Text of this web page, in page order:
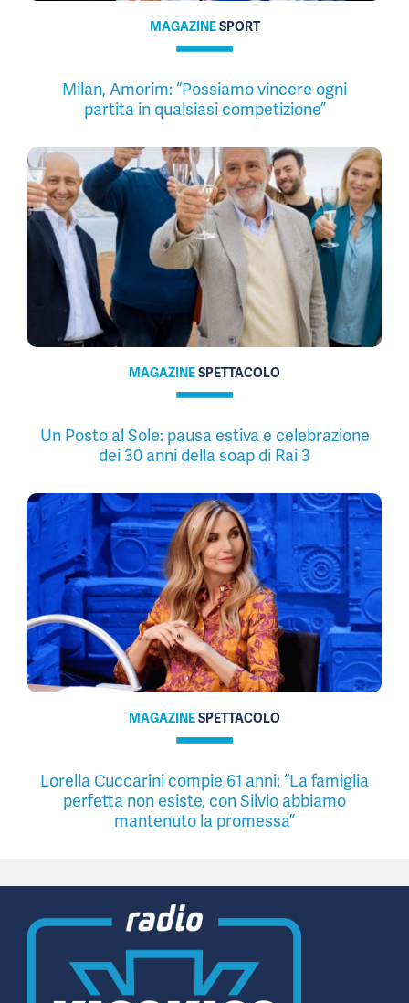
MAGAZINESPORT
Milan, Amorim: “Possiamo vincere ogni
partita in qualsiasi competizione”
MAGAZINESPETTACOLO
Un Posto al Sole: pausa estiva e celebrazione
dei 30 anni della soap di Rai 3
MAGAZINESPETTACOLO
Lorella Cuccarini compie 61 anni: “La famiglia
perfetta non esiste, con Silvio abbiamo
mantenuto la promessa”